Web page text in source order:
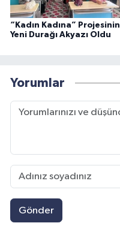
“Kadın Kadına” Projesinin
Yeni Durağı Akyazı Oldu
Yorumlar
Gönder